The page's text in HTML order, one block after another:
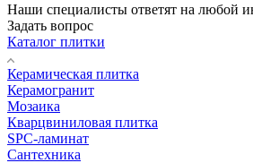
Наши специалисты ответят на любой
Задать вопрос
Каталог плитки
Керамическая плитка
Керамогранит
Мозаика
Кварцвиниловая плитка
SPC-ламинат
Сантехника